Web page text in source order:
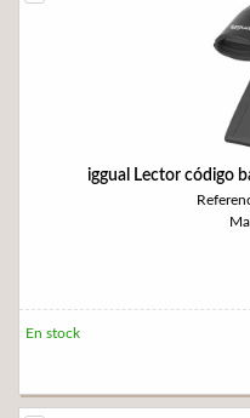
iggual Lector código
En stock